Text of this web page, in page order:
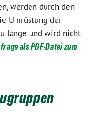
werden durch den
Umrüstung der
lange und wird nicht
als PDF-Datei zum